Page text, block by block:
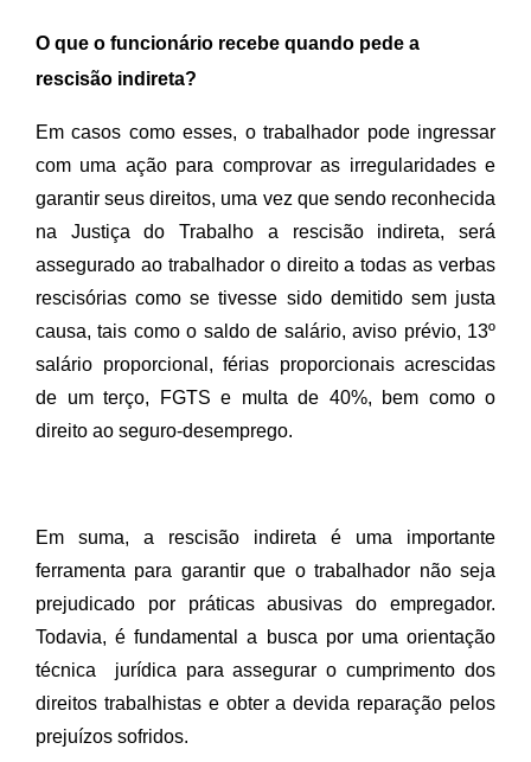
O que o funcionário recebe quando pede a
rescisão indireta?
Em casos como esses, o trabalhador pode ingressar
com uma ação para comprovar as irregularidades e
garantir seus direitos, uma vez que sendo reconhecida
na Justiça do Trabalho a rescisão indireta, será
assegurado ao trabalhador o direito a todas as verbas
rescisórias como se tivesse sido demitido sem justa
causa, tais como o saldo de salário, aviso prévio, 13º
salário proporcional, férias proporcionais acrescidas
de um terço, FGTS e multa de 40%, bem como o
direito ao seguro-desemprego.
Em suma, a rescisão indireta é uma importante
ferramenta para garantir que o trabalhador não seja
prejudicado por práticas abusivas do empregador.
Todavia, é fundamental a busca por uma orientação
técnica  jurídica para assegurar o cumprimento dos
direitos trabalhistas e obter a devida reparação pelos
prejuízos sofridos.